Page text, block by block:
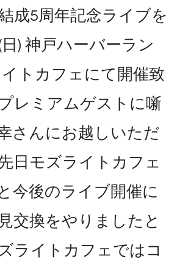
成5周年記念ライブを
日) 神戸ハーバーラン
イトカフェにて開催致
レミアムゲストに噺
さんにお越しいただ
日モズライトカフェ
今後のライブ開催に
交換をやりましたと
ライトカフェではコ